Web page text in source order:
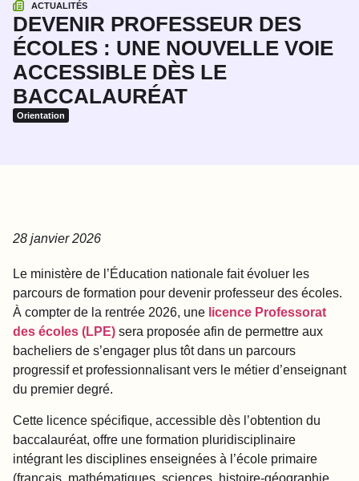
ACTUALITÉS
DEVENIR PROFESSEUR DES
ÉCOLES : UNE NOUVELLE VOIE
ACCESSIBLE DÈS LE
BACCALAURÉAT
Orientation
28 janvier 2026
Le ministère de l’Éducation nationale fait évoluer les
parcours de formation pour devenir professeur des écoles.
À compter de la rentrée 2026, une licence Professorat
des écoles (LPE) sera proposée afin de permettre aux
bacheliers de s’engager plus tôt dans un parcours
progressif et professionnalisant vers le métier d’enseignant
du premier degré.
Cette licence spécifique, accessible dès l’obtention du
baccalauréat, offre une formation pluridisciplinaire
intégrant les disciplines enseignées à l’école primaire
(français, mathématiques, sciences, histoire-géographie,